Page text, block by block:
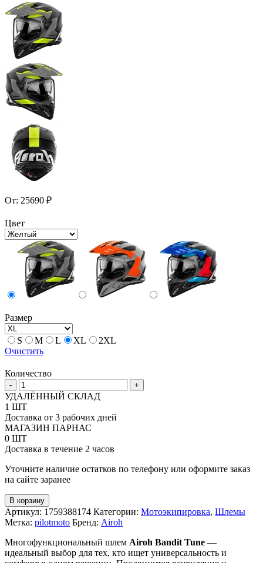
От: 25690 ₽
Цвет
Размер
S M L XL
2XL
Очистить
Количество
-
Количество
товара
Дорожный
шлем
Airoh
Bandit
Tune
+
УДАЛЁННЫЙ СКЛАД
1 ШТ
Доставка от 3 рабочих дней
МАГАЗИН ПАРНАС
0 ШТ
Доставка в течение 2 часов
Уточните наличие остатков по телефону или оформите заказ
на сайте заранее
В корзину
Артикул: 1759388174 Категории: Мотоэкипировка, Шлемы
Метка: pilotmoto Бренд: Airoh
Многофункциональный шлем Airoh Bandit Tune —
идеальный выбор для тех, кто ищет универсальность и